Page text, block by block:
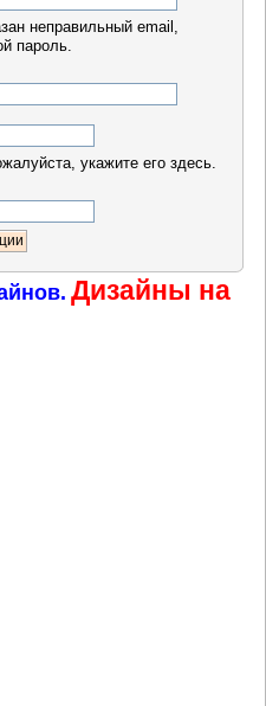
неправильный email,
пароль.
укажите его здесь.
Дизайны на